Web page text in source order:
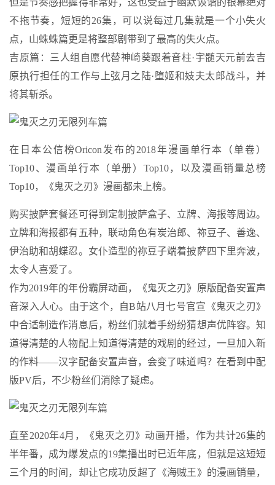
但是节奏感把握得非常好，这也受益于幽默诙谐的银幕绝对
不拖节奏，短短的26集，可以说每过几集就是一个小失火
点，山蛛蛛篇更是将整部剧带到了最高的失火点。
吉原篇：三人组自愿代替神崎葵跟着音柱·宇髄天元前去吉
原执行担任的工作与上弦月之陆·堕姬和妓夫太郎战斗，并
将其斩杀。
在日本公信榜Oricon发布的2018年漫画单行本（单卷）
Top10、漫画单行本（单册）Top10，以及漫画销量总榜
Top10，《鬼灭之刃》漫画都未上榜。
购买披萨套餐还可得到定制披萨盒子、立牌、海报等周边。
立牌和海报都有五种，联动角色有炭治郎、祢豆子、善逸、
伊治助和胡蝶忍。女仆造型的祢豆子端着披萨四下里奔波，
太令人喜爱了。
作为2019年的年份霸屏动画，《鬼灭之刃》原版配备安置声
音深入人心。由于这个，自B站八月七号官宣《鬼灭之刃》
中合适制造作消息后，粉丝们就着手纷纷猜想声优阵容。知
道得清楚的人物配上知道得清楚的戏剧的经过，一旦加入新
的作料——汉字配备安置声音，会变了味道吗？在看到中配
版PV后，不少粉丝们消除了疑虑。
直至2020年4月，《鬼灭之刃》动画开播，作为共计26集的
半年番，成为爆发点的19集播出时已近年底，但就是这短短
三个月的时间，却让它成功反超了《海贼王》的漫画销量，